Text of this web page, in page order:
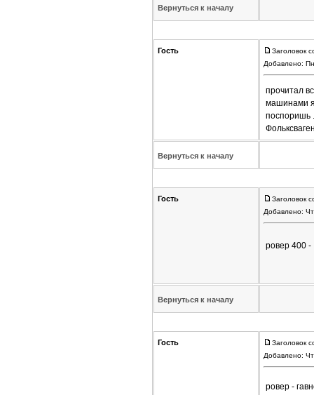
Вернуться к началу
Гость
Заголовок
Добавлено:
прочитал
машинами я
поспоришь
Вернуться к началу
Гость
Заголовок
Добавлено:
ровер 400 -
Вернуться к началу
Гость
Заголовок
Добавлено:
ровер -